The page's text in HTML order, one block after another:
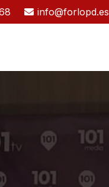
info@forlopd.es